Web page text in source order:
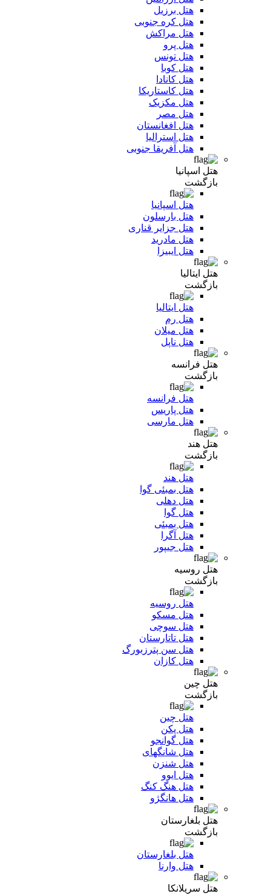
هتل برزیل
هتل کره جنوبی
هتل مراکش
هتل پرو
هتل تونس
هتل کوبا
هتل کانادا
هتل کاستاریکا
هتل مکزیک
هتل مصر
هتل افغانستان
هتل استرالیا
هتل آفریقا جنوبی
هتل اسپانیا
بازگشت
هتل اسپانیا
هتل بارسلون
هتل جزایر قناری
هتل مادرید
هتل ایبیزا
هتل ایتالیا
بازگشت
هتل ایتالیا
هتل رم
هتل میلان
هتل ناپل
هتل فرانسه
بازگشت
هتل فرانسه
هتل پاریس
هتل مارسی
هتل هند
بازگشت
هتل هند
هتل بمبئی گوا
هتل دهلی
هتل گوا
هتل بمبئی
هتل آگرا
هتل جیپور
هتل روسیه
بازگشت
هتل روسیه
هتل مسکو
هتل سوچی
هتل تاتارستان
هتل سن پترزبورگ
هتل کازان
هتل چین
بازگشت
هتل چین
هتل پکن
هتل گوانجو
هتل شانگهای
هتل شنزن
هتل ایوو
هتل هنگ کنگ
هتل هانگژو
هتل بلغارستان
بازگشت
هتل بلغارستان
هتل وارنا
هتل سریلانکا